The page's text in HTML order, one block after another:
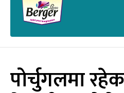
पोर्चुगलमा